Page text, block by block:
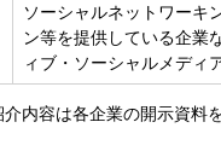
ソーシャルネットワーキ
ン等を提供している企業
ィブ・ソーシャルメディ
介内容は各企業の開示資料